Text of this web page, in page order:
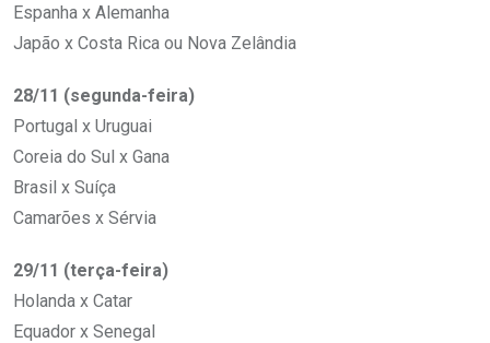
Espanha x Alemanha
Japão x Costa Rica ou Nova Zelândia
28/11 (segunda-feira)
Portugal x Uruguai
Coreia do Sul x Gana
Brasil x Suíça
Camarões x Sérvia
29/11 (terça-feira)
Holanda x Catar
Equador x Senegal